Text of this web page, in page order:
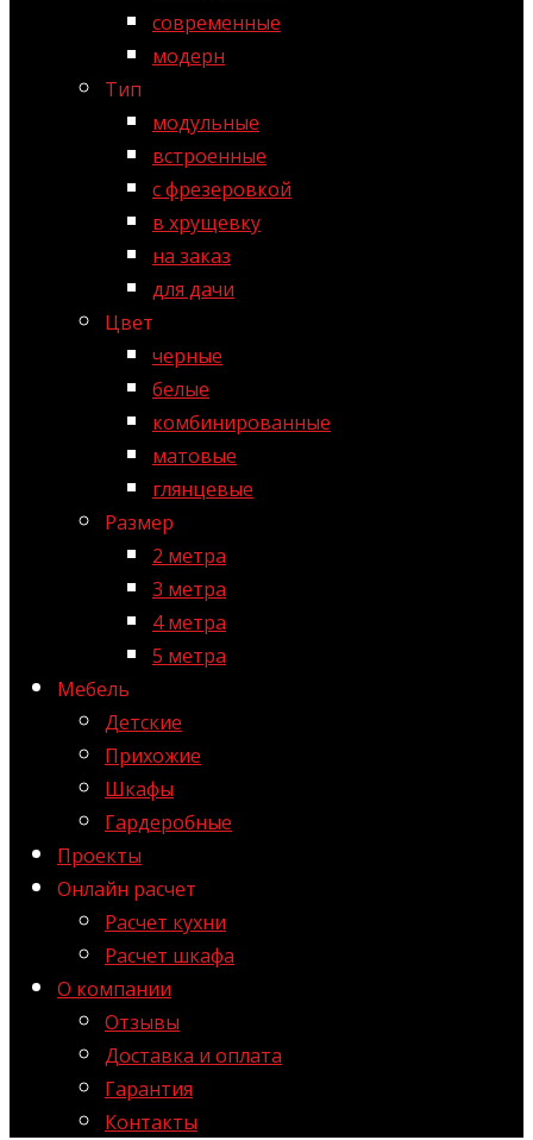
современные
модерн
Тип
модульные
встроенные
с фрезеровкой
в хрущевку
на заказ
для дачи
Цвет
черные
белые
комбинированные
матовые
глянцевые
Размер
2 метра
3 метра
4 метра
5 метра
Мебель
Детские
Прихожие
Шкафы
Гардеробные
Проекты
Онлайн расчет
Расчет кухни
Расчет шкафа
О компании
Отзывы
Доставка и оплата
Гарантия
Контакты